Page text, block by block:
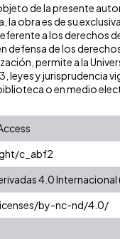
de la presente
obra es de su
a los derechos
defensa de los
permite a la
leyes y
o en medio
c_abf2
4.0 Internacional
by-nc-nd/4.0/